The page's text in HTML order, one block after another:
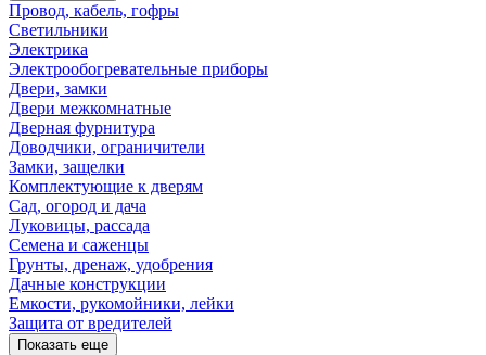
Провод, кабель, гофры
Светильники
Электрика
Электрообогревательные приборы
Двери, замки
Двери межкомнатные
Дверная фурнитура
Доводчики, ограничители
Замки, защелки
Комплектующие к дверям
Сад, огород и дача
Луковицы, рассада
Семена и саженцы
Грунты, дренаж, удобрения
Дачные конструкции
Емкости, рукомойники, лейки
Защита от вредителей
Показать еще